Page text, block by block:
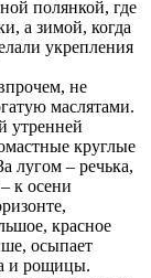
полянкой, где
а зимой, когда
укрепления
не
маслятами.
утренней
круглые
лугом – речька,
к осени
красное
осыпает
и рощицы.